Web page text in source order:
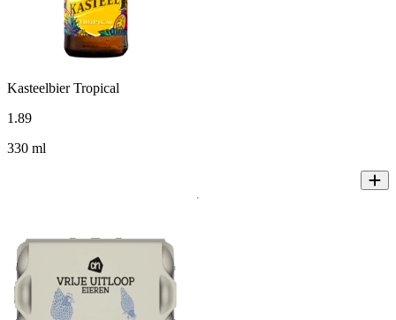
Kasteelbier Tropical
1 .89
330 ml